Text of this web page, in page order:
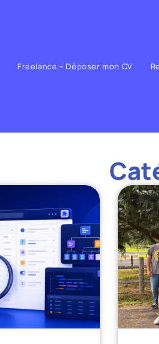
Freelance – Déposer mon CV